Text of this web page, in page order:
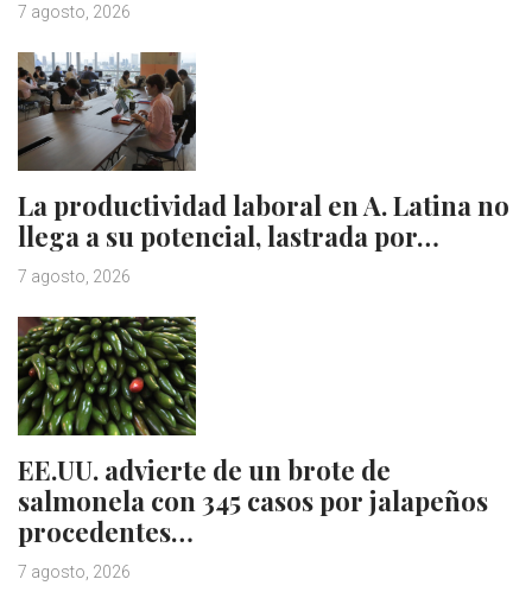
7 agosto, 2026
La productividad laboral en A. Latina no
llega a su potencial, lastrada por…
7 agosto, 2026
EE.UU. advierte de un brote de
salmonela con 345 casos por jalapeños
procedentes…
7 agosto, 2026